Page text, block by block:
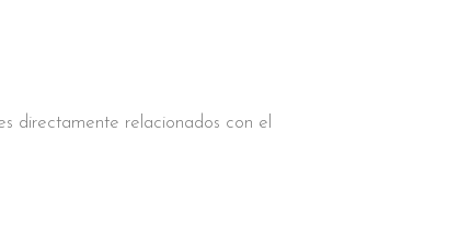
directamente relacionados con el